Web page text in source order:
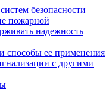
безопасности
пожарной
надежность
способы ее применения
с другими